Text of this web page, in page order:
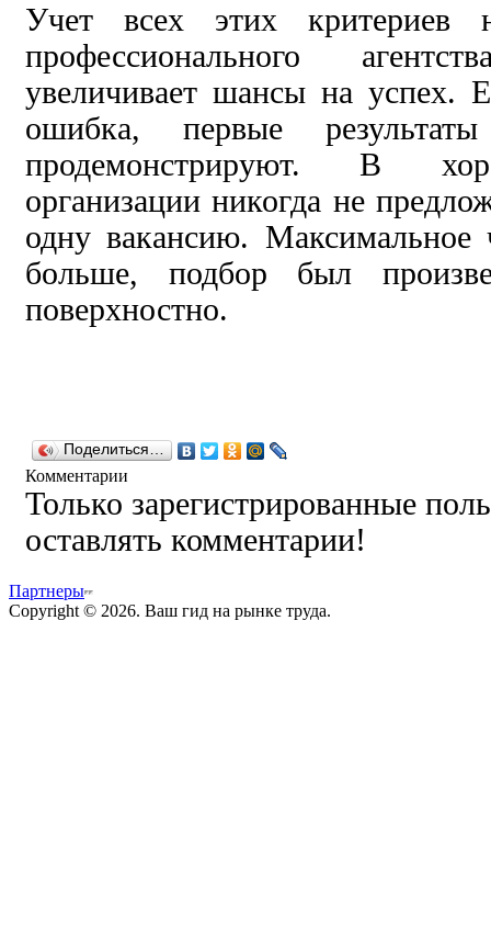
Учет всех этих критериев
профессионального
увеличивает шансы на успех.
ошибка, первые
продемонстрируют. В
организации никогда не
одну вакансию. Максимальное
больше, подбор был
поверхностно.
Поделиться…
Комментарии
Только зарегистрированные
оставлять комментарии!
Партнеры
Copyright © 2026. Ваш гид на рынке труда.